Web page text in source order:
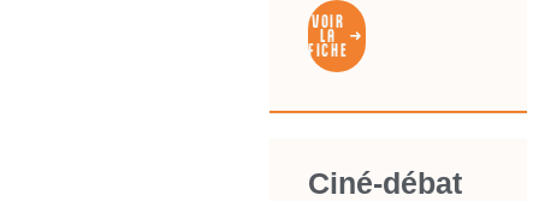
VOIR
LA
FICHE
Ciné-débat